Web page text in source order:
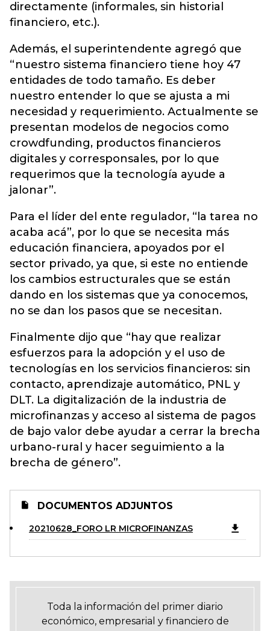
directamente (informales, sin historial
financiero, etc.).
Además, el superintendente agregó que
“nuestro sistema financiero tiene hoy 47
entidades de todo tamaño. Es deber
nuestro entender lo que se ajusta a mi
necesidad y requerimiento. Actualmente se
presentan modelos de negocios como
crowdfunding, productos financieros
digitales y corresponsales, por lo que
requerimos que la tecnología ayude a
jalonar”.
Para el líder del ente regulador, “la tarea no
acaba acá”, por lo que se necesita más
educación financiera, apoyados por el
sector privado, ya que, si este no entiende
los cambios estructurales que se están
dando en los sistemas que ya conocemos,
no se dan los pasos que se necesitan.
Finalmente dijo que “hay que realizar
esfuerzos para la adopción y el uso de
tecnologías en los servicios financieros: sin
contacto, aprendizaje automático, PNL y
DLT. La digitalización de la industria de
microfinanzas y acceso al sistema de pagos
de bajo valor debe ayudar a cerrar la brecha
urbano-rural y hacer seguimiento a la
brecha de género”.
DOCUMENTOS ADJUNTOS
20210628_FORO LR MICROFINANZAS
Toda la información del primer diario
económico, empresarial y financiero de